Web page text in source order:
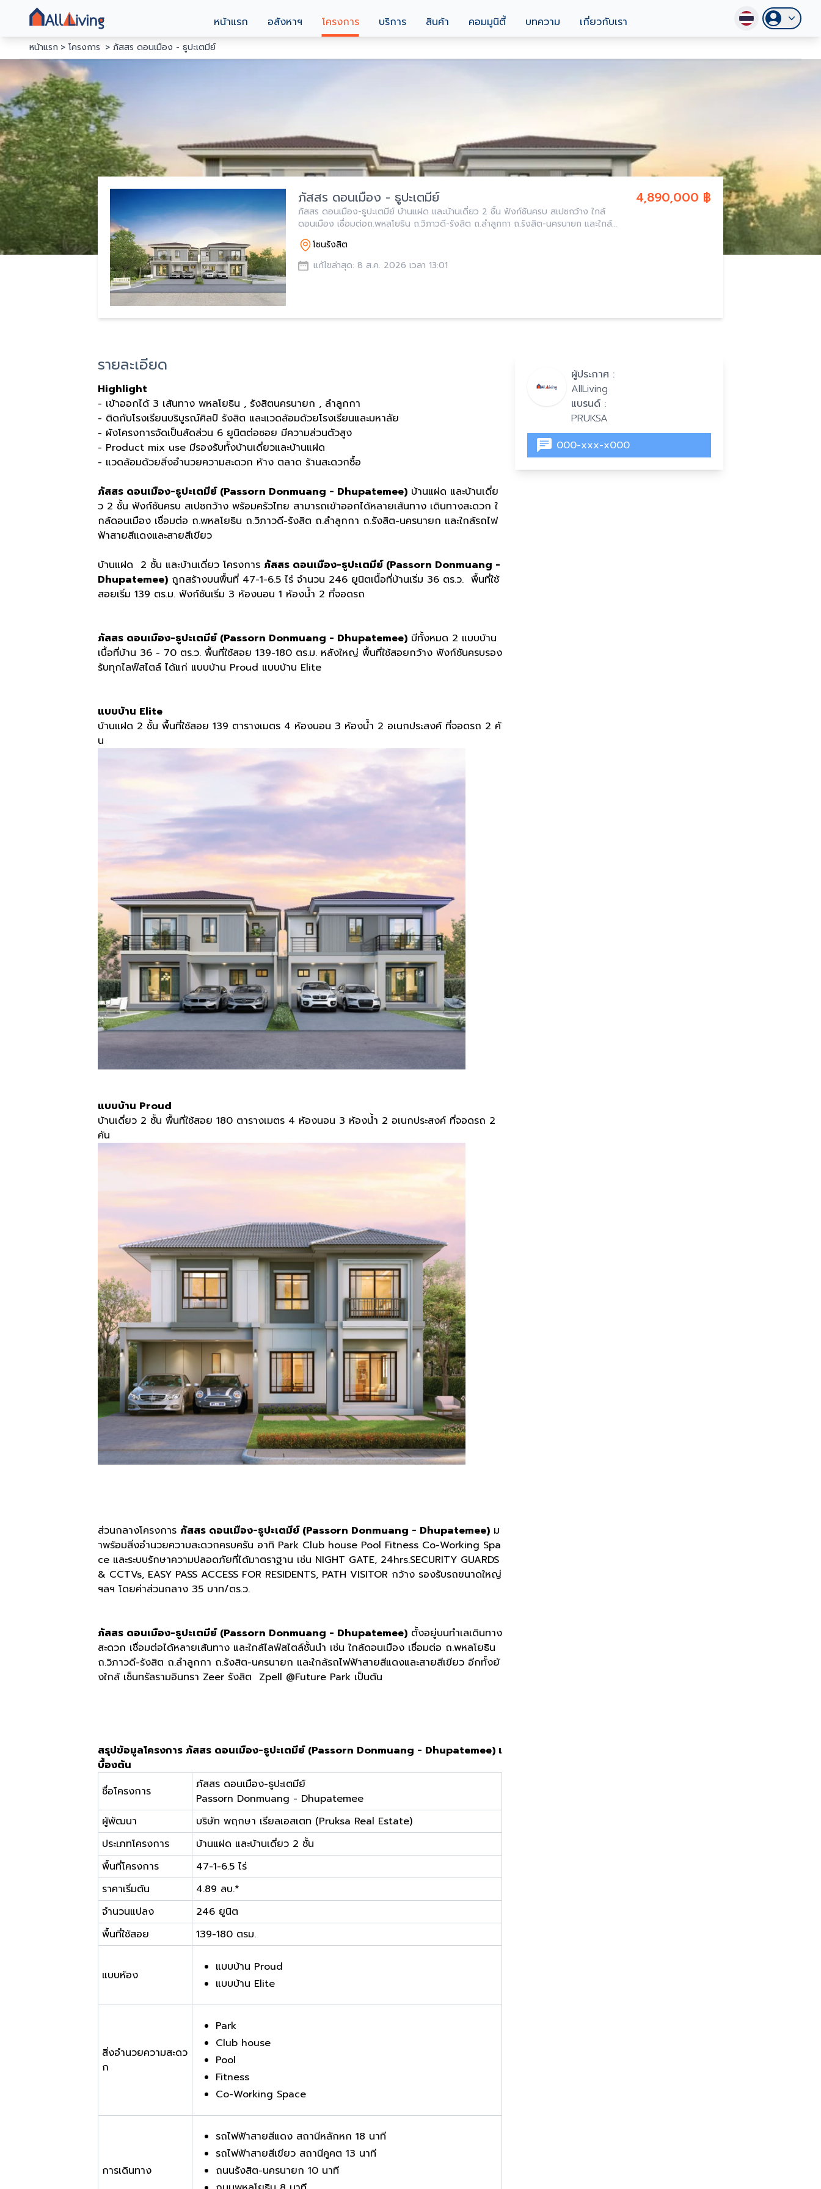
หน้าแรก อสังหาฯ โครงการ บริการ สินค้า คอมมูนิตี้ บทความ เกี่ยวกับเรา
หน้าแรก โครงการ ภัสสร ดอนเมือง - ธูปะเตมีย์
4,890,000 ฿
ภัสสร ดอนเมือง - ธูปะเตมีย์
ภัสสร ดอนเมือง-ธูปะเตมีย์ บ้านแฝด และบ้านเดี่ยว 2 ชั้น ฟังก์ชันครบ สเปซกว้าง ใกล้
ดอนเมือง เชื่อมต่อถ.พหลโยธิน ถ.วิภาวดี-รังสิต ถ.ลำลูกกา ถ.รังสิต-นครนายก และใกล้
รถไฟฟ้าสายสีแดงและสายสีเขียว จากพฤกษา
โซนรังสิต
แก้ไขล่าสุด: 8 ส.ค. 2026 เวลา 13:01
รายละเอียด
Highlight
- เข้าออกได้ 3 เส้นทาง พหลโยธิน , รังสิตนครนายก , ลำลูกกา
- ติดกับโรงเรียนบริบูรณ์ศิลป์ รังสิต และแวดล้อมด้วยโรงเรียนและมหาลัย
- ผังโครงการจัดเป็นสัดส่วน 6 ยูนิตต่อซอย มีความส่วนตัวสูง
- Product mix use มีรองรับทั้งบ้านเดี่ยวและบ้านแฝด
- แวดล้อมด้วยสิ่งอำนวยความสะดวก ห้าง ตลาด ร้านสะดวกซื้อ
ภัสสร ดอนเมือง-ธูปะเตมีย์ (Passorn Donmuang - Dhupatemee) บ้านแฝด และบ้านเดี่ย
ว 2 ชั้น ฟังก์ชันครบ สเปซกว้าง พร้อมครัวไทย สามารถเข้าออกได้หลายเส้นทาง เดินทางสะดวก ใ
กล้ดอนเมือง เชื่อมต่อ ถ.พหลโยธิน ถ.วิภาวดี-รังสิต ถ.ลำลูกกา ถ.รังสิต-นครนายก และใกล้รถไฟ
ฟ้าสายสีแดงและสายสีเขียว
บ้านแฝด 2 ชั้น และบ้านเดี่ยว โครงการ ภัสสร ดอนเมือง-ธูปะเตมีย์ (Passorn Donmuang -
Dhupatemee) ถูกสร้างบนพื้นที่ 47-1-6.5 ไร่ จำนวน 246 ยูนิตเนื้อที่บ้านเริ่ม 36 ตร.ว. พื้นที่ใช้
สอยเริ่ม 139 ตร.ม. ฟังก์ชันเริ่ม 3 ห้องนอน 1 ห้องน้ำ 2 ที่จอดรถ
ภัสสร ดอนเมือง-ธูปะเตมีย์ (Passorn Donmuang - Dhupatemee) มีทั้งหมด 2 แบบบ้าน
เนื้อที่บ้าน 36 - 70 ตร.ว. พื้นที่ใช้สอย 139-180 ตร.ม. หลังใหญ่ พื้นที่ใช้สอยกว้าง ฟังก์ชันครบรอง
รับทุกไลฟ์สไตล์​ ได้แก่ แบบบ้าน Proud แบบบ้าน Elite
แบบบ้าน Elite
บ้านแฝด 2 ชั้น พื้นที่ใช้สอย 139 ตารางเมตร 4 ห้องนอน 3 ห้องน้ำ 2 อเนกประสงค์ ที่จอดรถ 2 คั
น
แบบบ้าน Proud
บ้านเดี่ยว 2 ชั้น พื้นที่ใช้สอย 180 ตารางเมตร 4 ห้องนอน 3 ห้องน้ำ 2 อเนกประสงค์ ที่จอดรถ 2
คัน
ส่วนกลางโครงการ ภัสสร ดอนเมือง-ธูปะเตมีย์ (Passorn Donmuang - Dhupatemee) ม
าพร้อมสิ่งอำนวยความสะดวกครบครัน อาทิ Park Club house Pool Fitness Co-Working Spa
ce และระบบรักษาความปลอดภัยที่ได้มาตราฐาน เช่น NIGHT GATE, 24hrs.SECURITY GUARDS
& CCTVs, EASY PASS ACCESS FOR RESIDENTS, PATH VISITOR กว้าง รองรับรถขนาดใหญ่
ฯลฯ โดยค่าส่วนกลาง 35 บาท/ตร.ว.
ภัสสร ดอนเมือง-ธูปะเตมีย์ (Passorn Donmuang - Dhupatemee) ตั้งอยู่บนทำเลเดินทาง
สะดวก เชื่อมต่อได้หลายเส้นทาง และใกล้ไลฟ์สไตล์ชั้นนำ เช่น ใกล้ดอนเมือง เชื่อมต่อ ถ.พหลโยธิน
ถ.วิภาวดี-รังสิต ถ.ลำลูกกา ถ.รังสิต-นครนายก และใกล้รถไฟฟ้าสายสีแดงและสายสีเขียว อีกทั้งยั
งใกล้ เซ็นทรัลรามอินทรา Zeer รังสิต Zpell @Future Park เป็นต้น
สรุปข้อมูลโครงการ ภัสสร ดอนเมือง-ธูปะเตมีย์ (Passorn Donmuang - Dhupatemee) เ
บื้องต้น
ชื่อโครงการ
ภัสสร ดอนเมือง-ธูปะเตมีย์
Passorn Donmuang - Dhupatemee
ผู้พัฒนา
บริษัท พฤกษา เรียลเอสเตท (Pruksa Real Estate)
ประเภทโครงการ
บ้านแฝด และบ้านเดี่ยว 2 ชั้น
พื้นที่โครงการ
47-1-6.5 ไร่
ราคาเริ่มต้น
4.89 ลบ.*
จำนวนแปลง
246 ยูนิต
พื้นที่ใช้สอย
139-180 ตรม.
แบบห้อง
แบบบ้าน Proud
แบบบ้าน Elite
สิ่งอำนวยความสะดว
ก
Park
Club house
Pool
Fitness
Co-Working Space
การเดินทาง
รถไฟฟ้าสายสีแดง สถานีหลักหก 18 นาที
รถไฟฟ้าสายสีเขียว สถานีคูคต 13 นาที
ถนนรังสิต-นครนายก 10 นาที
ผู้ประกาศ :
AllLiving
แบรนด์ :
PRUKSA
000-xxx-x000